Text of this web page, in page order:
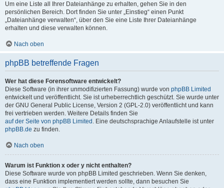
Um eine Liste all Ihrer Dateianhänge zu erhalten, gehen Sie in den
persönlichen Bereich. Dort finden Sie unter „Einstieg“ einen Punkt
„Dateianhänge verwalten“, über den Sie eine Liste Ihrer Dateianhänge
erhalten und diese verwalten können.
Nach oben
phpBB betreffende Fragen
Wer hat diese Forensoftware entwickelt?
Diese Software (in ihrer unmodifizierten Fassung) wurde von phpBB Limited
entwickelt und veröffentlicht. Sie ist urheberrechtlich geschützt. Sie wurde unter
der GNU General Public License, Version 2 (GPL-2.0) veröffentlicht und kann
frei vertrieben werden. Weitere Details finden Sie
auf der Seite von phpBB Limited . Eine deutschsprachige Anlaufstelle ist unter
phpBB.de zu finden.
Nach oben
Warum ist Funktion x oder y nicht enthalten?
Diese Software wurde von phpBB Limited geschrieben. Wenn Sie denken,
dass eine Funktion implementiert werden sollte, dann besuchen Sie